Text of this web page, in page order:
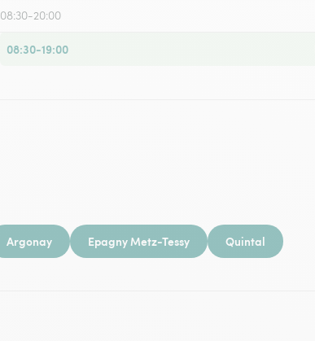
08:30-20:00
08:30-19:00
Argonay Epagny Metz-Tessy Quintal